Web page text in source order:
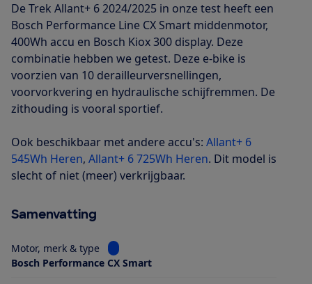
De Trek Allant+ 6 2024/2025 in onze test heeft een
Bosch Performance Line CX Smart middenmotor,
400Wh accu en Bosch Kiox 300 display. Deze
combinatie hebben we getest. Deze e-bike is
voorzien van 10 derailleurversnellingen,
voorvorkvering en hydraulische schijfremmen. De
zithouding is vooral sportief.
Ook beschikbaar met andere accu's: Allant+ 6
545Wh Heren, Allant+ 6 725Wh Heren. Dit model is
slecht of niet (meer) verkrijgbaar.
Samenvatting
Motor, merk & type
Bekijk informatie voor Motor, merk & type
Bosch Performance CX Smart